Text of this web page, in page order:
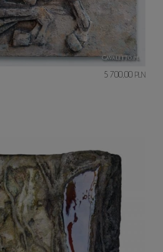
5 700,00 PLN